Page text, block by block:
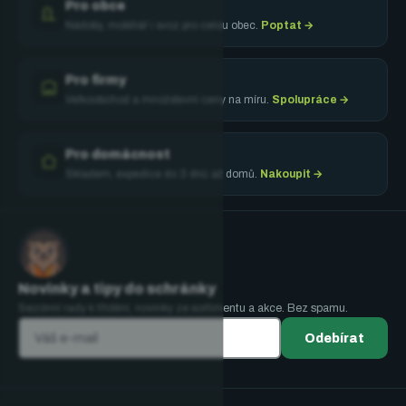
Pro obce
Nádoby, mobiliář i svoz pro celou obec. Poptat →
Pro firmy
Velkoobchod a množstevní ceny na míru. Spolupráce →
Pro domácnost
Skladem, expedice do 3 dnů až domů. Nakoupit →
Novinky a tipy do schránky
Sezónní rady k třídění, novinky ze sortimentu a akce. Bez spamu.
Odebírat